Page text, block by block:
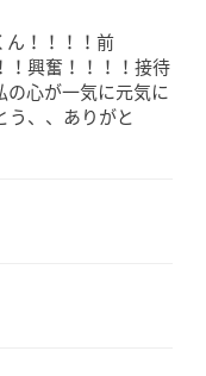
ん！！！！前
！興奮！！！！接待
の心が一気に元気に
う、、ありがと